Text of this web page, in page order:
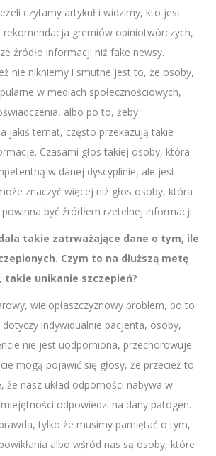
czytamy artykuł i widzimy, kto jest
gremiów opiniotwórczych,
źródło informacji niż fake newsy.
nie nikniemy i smutne jest to, że osoby,
w mediach społecznościowych,
albo po to, żeby
jakiś temat, często przekazują takie
Czasami głos takiej osoby, która
w danej dyscyplinie, ale jest
znaczyć więcej niż głos osoby, która
być źródłem rzetelnej informacji.
takie zatrważające dane o tym, ile
Czym to na dłuższą metę
takie unikanie szczepień?
wielopłaszczyznowy problem, bo to
indywidualnie pacjenta, osoby,
nie jest uodporniona, przechorowuje
mogą pojawić się głosy, że przecież to
że nasz układ odporności nabywa w
odpowiedzi na dany patogen.
tylko że musimy pamiętać o tym,
albo wśród nas są osoby, które